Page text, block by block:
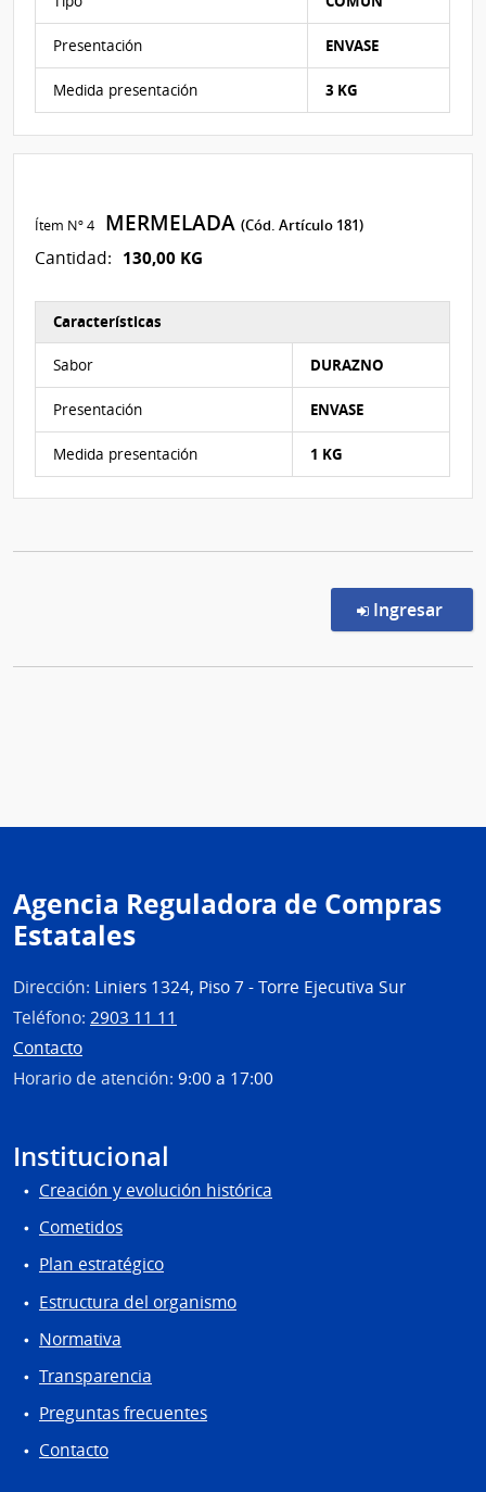
Presentación ENVASE
Medida presentación 3 KG
Ítem Nº 4 MERMELADA(Cód. Artículo 181)
Cantidad: 130,00 KG
Características
Sabor DURAZNO
Presentación ENVASE
Medida presentación 1 KG
Ingresar
Agencia Reguladora de Compras
Estatales
Dirección: Liniers 1324, Piso 7 - Torre Ejecutiva Sur
Teléfono: 2903 11 11
Contacto
Horario de atención: 9:00 a 17:00
Institucional
Creación y evolución histórica
Cometidos
Plan estratégico
Estructura del organismo
Normativa
Transparencia
Preguntas frecuentes
Contacto